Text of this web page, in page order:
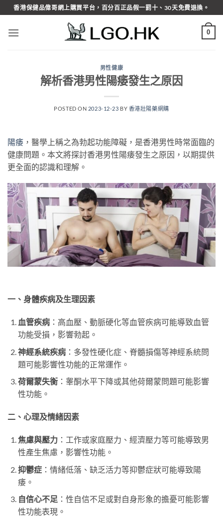
Skip
to
content
香港保健品偉哥網上購買平台，百分百正品假一罰十、30天免費退換。
0
男性健康
解析香港男性陽痿發生之原因
POSTED ON 2023-12-23 BY 香港壯陽藥網購
陽痿 ，醫學上稱之為勃起功能障礙，是香港男性時常面臨的
健康問題。本文將探討香港男性陽痿發生之原因，以期提供
更全面的認識和理解。
一、身體疾病及生理因素
血管疾病：高血壓、動脈硬化等血管疾病可能導致血管
功能受損，影響勃起。
神經系統疾病：多發性硬化症、脊髓損傷等神經系統問
題可能影響性功能的正常運作。
荷爾蒙失衡：睾酮水平下降或其他荷爾蒙問題可能影響
性功能。
二、心理及情緒因素
焦慮與壓力：工作或家庭壓力、經濟壓力等可能導致男
性產生焦慮，影響性功能。
抑鬱症：情緒低落、缺乏活力等抑鬱症狀可能導致陽
痿。
自信心不足 ：性自信不足或對自身形象的擔憂可能影響
性功能表現。